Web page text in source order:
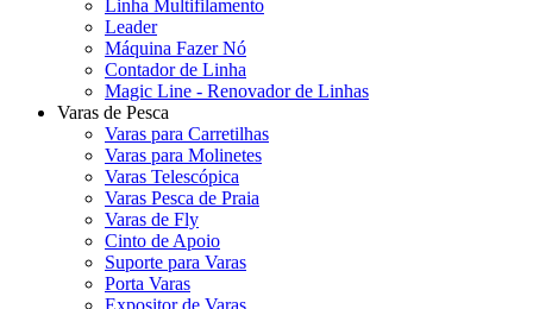
Linha Multifilamento
Leader
Máquina Fazer Nó
Contador de Linha
Magic Line - Renovador de Linhas
Varas de Pesca
Varas para Carretilhas
Varas para Molinetes
Varas Telescópica
Varas Pesca de Praia
Varas de Fly
Cinto de Apoio
Suporte para Varas
Porta Varas
Expositor de Varas